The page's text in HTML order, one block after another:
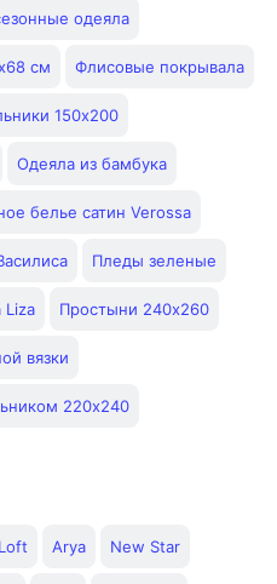
одеяла
см Флисовые покрывала
150х200
Одеяла из бамбука
белье сатин Verossa
Пледы зеленые
Liza Простыни 240х260
вязки
220х240
Arya New Star